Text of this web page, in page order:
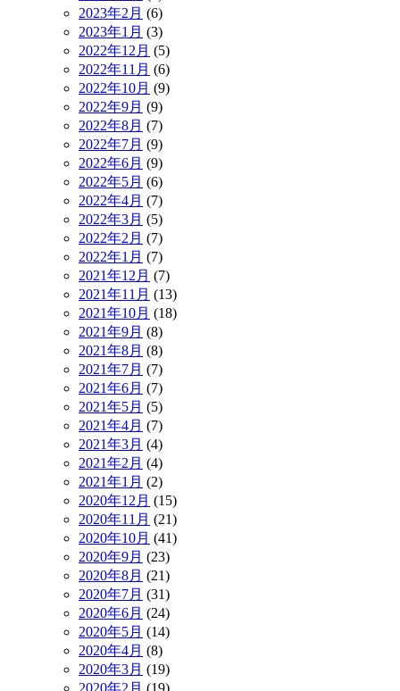
2023年2月 (6)
2023年1月 (3)
2022年12月 (5)
2022年11月 (6)
2022年10月 (9)
2022年9月 (9)
2022年8月 (7)
2022年7月 (9)
2022年6月 (9)
2022年5月 (6)
2022年4月 (7)
2022年3月 (5)
2022年2月 (7)
2022年1月 (7)
2021年12月 (7)
2021年11月 (13)
2021年10月 (18)
2021年9月 (8)
2021年8月 (8)
2021年7月 (7)
2021年6月 (7)
2021年5月 (5)
2021年4月 (7)
2021年3月 (4)
2021年2月 (4)
2021年1月 (2)
2020年12月 (15)
2020年11月 (21)
2020年10月 (41)
2020年9月 (23)
2020年8月 (21)
2020年7月 (31)
2020年6月 (24)
2020年5月 (14)
2020年4月 (8)
2020年3月 (19)
2020年2月 (19)